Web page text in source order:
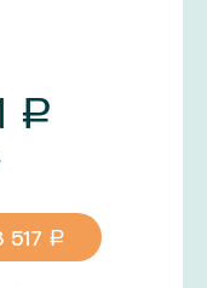
a
517 a